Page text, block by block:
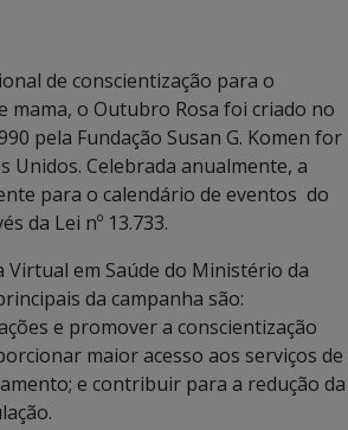
de conscientização para o
mama, o Outubro Rosa foi criado no
pela Fundação Susan G. Komen for
Unidos. Celebrada anualmente, a
para o calendário de eventos do
da Lei nº 13.733.
Virtual em Saúde do Ministério da
da campanha são:
e promover a conscientização
maior acesso aos serviços de
e contribuir para a redução da